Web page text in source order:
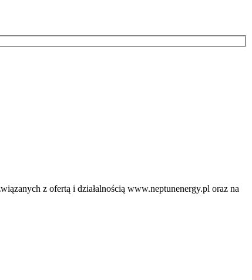
z ofertą i działalnością www.neptunenergy.pl oraz na